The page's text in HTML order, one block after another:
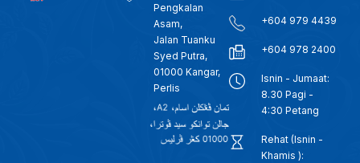
Pengkalan
Asam,
Jalan Tuanku
Syed Putra,
01000 Kangar,
Perlis
+604 979 4439
+604 978 2400
Isnin - Jumaat:
8.30 Pagi -
4:30 Petang
Rehat (Isnin -
Khamis ):